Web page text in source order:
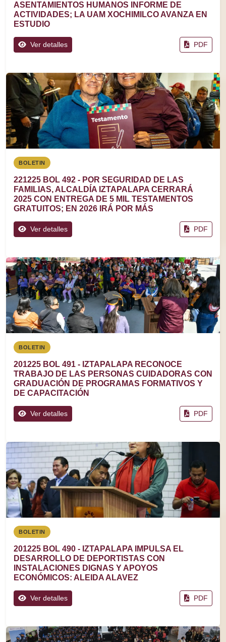
ASENTAMIENTOS HUMANOS INFORME DE
ACTIVIDADES; LA UAM XOCHIMILCO AVANZA EN
ESTUDIO
Ver detalles PDF
BOLETIN
221225 BOL 492 - POR SEGURIDAD DE LAS
FAMILIAS, ALCALDÍA IZTAPALAPA CERRARÁ
2025 CON ENTREGA DE 5 MIL TESTAMENTOS
GRATUITOS; EN 2026 IRÁ POR MÁS
Ver detalles PDF
BOLETIN
201225 BOL 491 - IZTAPALAPA RECONOCE
TRABAJO DE LAS PERSONAS CUIDADORAS CON
GRADUACIÓN DE PROGRAMAS FORMATIVOS Y
DE CAPACITACIÓN
Ver detalles PDF
BOLETIN
201225 BOL 490 - IZTAPALAPA IMPULSA EL
DESARROLLO DE DEPORTISTAS CON
INSTALACIONES DIGNAS Y APOYOS
ECONÓMICOS: ALEIDA ALAVEZ
Ver detalles PDF